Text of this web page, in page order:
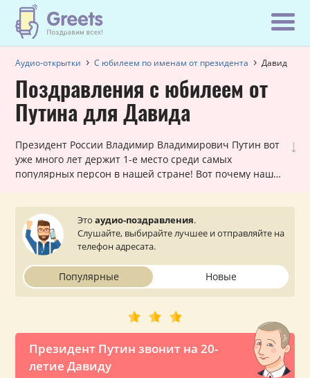
Аудио-открытки С юбилеем по именам от президента Давид
Поздравления с юбилеем от
Путина для Давида
↓
Президент России Владимир Владимирович Путин вот
уже много лет держит 1-е место среди самых
популярных персон в нашей стране! Вот почему наши
самых заказываемых именных поздравлений. Они
лично обращаются к каждому мужчине и оставляют
очень приятное впечатление. Просто выберите
и звонок от президента поступит на телефон вашему
близкому или знакомому Давиду.
Этоаудио-поздравления.
Слушайте, выбирайте лучшее и отправляйте на
телефон адресата.
Популярные Новые
Президент Путин звонит на 20-
летие Давиду